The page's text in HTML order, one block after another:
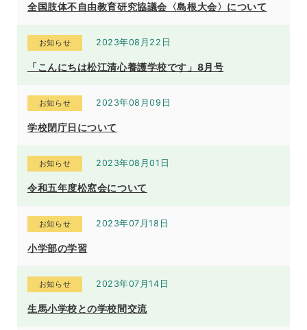
全国肢体不自由教育研究協議会〈島根大会〉について
お知らせ 2023年08月22日
「こんにちは松江清心養護学校です」8月号
お知らせ 2023年08月09日
学校閉庁日について
お知らせ 2023年08月01日
令和五年度松窓会について
お知らせ 2023年07月18日
小学部の学習
お知らせ 2023年07月14日
生馬小学校との学校間交流